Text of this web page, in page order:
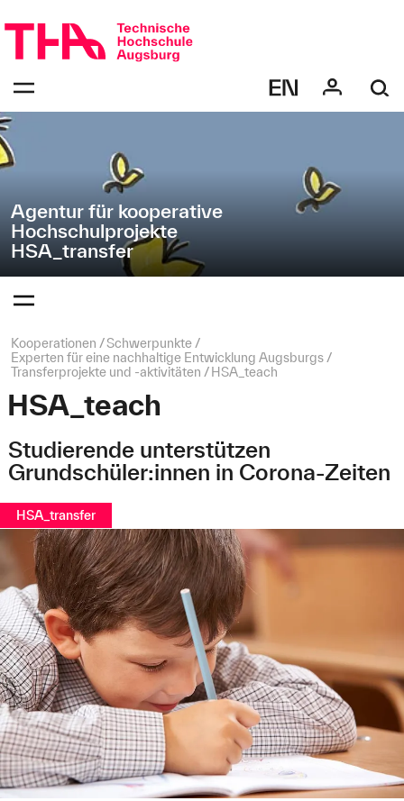
überspringen
zur
Navigation
"HSA_transfer"
Agentur für kooperative
Hochschulprojekte
HSA_transfer
bestätigen
Öffnen
bestätigen
des
Menüs
Seitenpfad:
Kooperationen
Schwerpunkte
Experten für eine nachhaltige Entwicklung Augsburgs
Transferprojekte und -aktivitäten
HSA_teach
HSA_teach
Studierende unterstützen
Grundschüler:innen in Corona-Zeiten
HSA_transfer